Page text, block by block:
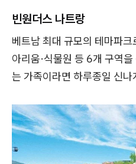
빈원더스 나트랑
베트남 최대 규모의 테마파
아리움·식물원 등 6개 구역
는 가족이라면 하루종일 신나